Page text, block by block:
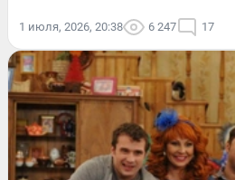
1 июля, 2026, 20:38 6 247 17